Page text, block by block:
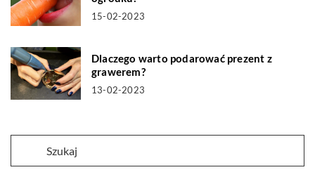
15-02-2023
Dlaczego warto podarować prezent z
grawerem?
13-02-2023